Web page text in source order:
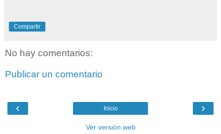
Compartir
No hay comentarios:
Publicar un comentario
‹ ›
Inicio
Ver versión web